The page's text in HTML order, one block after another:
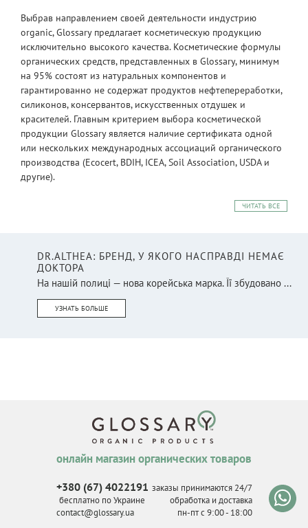
Выбрав направлением своей деятельности индустрию
organic, Glossary предлагает косметическую продукцию
исключительно высокого качества. Косметические формулы
органических средств, представленных в Glossary, минимум
на 95% состоят из натуральных компонентов и
гарантированно не содержат продуктов нефтепереработки,
силиконов, консервантов, искусственных отдушек и
красителей. Главным критерием выбора косметической
продукции Glossary является наличие сертификата одной
или нескольких международных ассоциаций органического
производства (Ecocert, BDIH, ICEA, Soil Association, USDA и
другие).
ЧИТАТЬ ВСЕ
DR.ALTHEA: БРЕНД, У ЯКОГО НАСПРАВДІ НЕМАЄ
ДОКТОРА
На нашій полиці — нова корейська марка. Її збудовано ...
УЗНАТЬ БОЛЬШЕ
онлайн магазин органических товаров
+380 (67) 4022191
бесплатно по Украине
contact@glossary.ua
заказы принимаются 24/7
обработка и доставка
пн-пт с 9:00 - 18:00